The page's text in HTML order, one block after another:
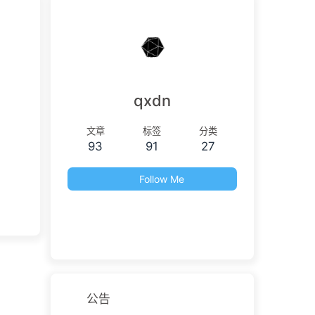
qxdn
文章
93
标签
91
分类
27
Follow Me
公告